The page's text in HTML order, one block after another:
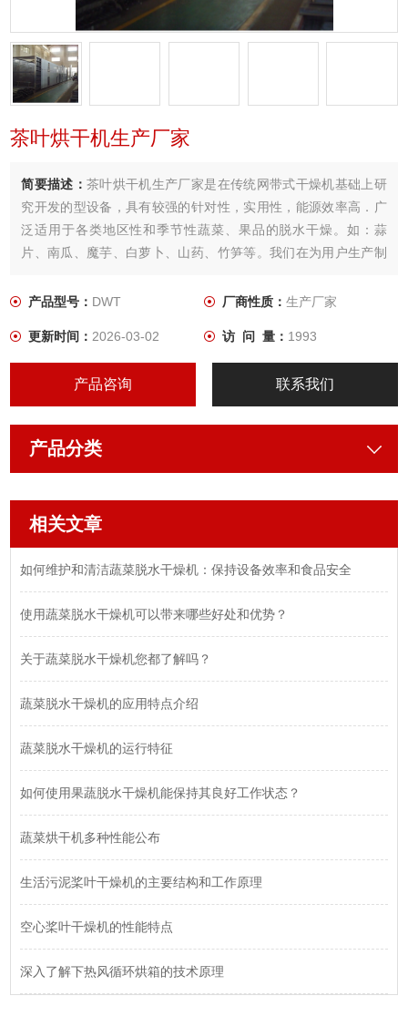
茶叶烘干机生产厂家
简要描述： 茶叶烘干机生产厂家是在传统网带式干燥机基础上研
究开发的型设备，具有较强的针对性，实用性，能源效率高．广
泛适用于各类地区性和季节性蔬菜、果品的脱水干燥。如：蒜
片、南瓜、魔芋、白萝卜、山药、竹笋等。我们在为用户生产制
年来积累的经验，为用户设计制作出Z适用．品质Z佳的蔬菜干燥
产品型号： DWT 厂商性质： 生产厂家
更新时间：2026-03-02 访 问 量： 1993
产品咨询 联系我们
产品分类
相关文章
如何维护和清洁蔬菜脱水干燥机：保持设备效率和食品安全
使用蔬菜脱水干燥机可以带来哪些好处和优势？
关于蔬菜脱水干燥机您都了解吗？
蔬菜脱水干燥机的应用特点介绍
蔬菜脱水干燥机的运行特征
如何使用果蔬脱水干燥机能保持其良好工作状态？
蔬菜烘干机多种性能公布
生活污泥桨叶干燥机的主要结构和工作原理
空心桨叶干燥机的性能特点
深入了解下热风循环烘箱的技术原理